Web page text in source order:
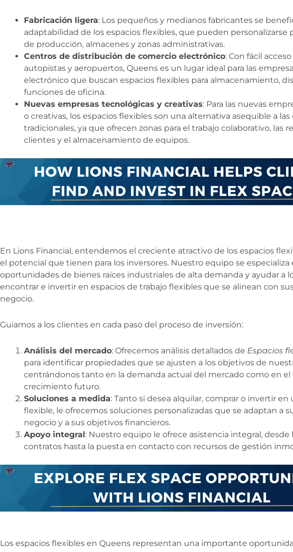
Fabricación ligera: Los pequeños y medianos fabricantes se
adaptabilidad de los espacios flexibles, que pueden personalizarse
de producción, almacenes y zonas administrativas.
Centros de distribución de comercio electrónico: Con fácil
autopistas y aeropuertos, Queens es un lugar ideal para las
electrónico que buscan espacios flexibles para almacenamiento,
funciones de oficina.
Nuevas empresas tecnológicas y creativas: Para las nuevas
o creativas, los espacios flexibles son una alternativa asequible a las
tradicionales, ya que ofrecen zonas para el trabajo colaborativo, las
clientes y el almacenamiento de equipos.
En Lions Financial, entendemos el creciente atractivo de los espacios
el potencial que tienen para los inversores. Nuestro equipo se
oportunidades de bienes raíces industriales de alta demanda y ayudar a
encontrar e invertir en espacios de trabajo flexibles que se alinean con
negocio.
Guiamos a los clientes en cada paso del proceso de inversión:
Análisis del mercado: Ofrecemos análisis detallados de Espacios
para identificar propiedades que se ajusten a los objetivos de
centrándonos tanto en la demanda actual del mercado como en
crecimiento futuro.
Soluciones a medida: Tanto si desea alquilar, comprar o invertir en
flexible, le ofrecemos soluciones personalizadas que se adaptan a
negocio y a sus objetivos financieros.
Apoyo integral: Nuestro equipo le ofrece asistencia integral, desde
contratos hasta la puesta en contacto con recursos de gestión
Los espacios flexibles en Queens representan una importante